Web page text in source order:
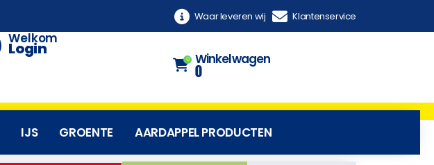
Waar leveren wij Klantenservice
Welkom
Login
0 Winkelwagen
0
IJS GROENTE AARDAPPEL PRODUCTEN